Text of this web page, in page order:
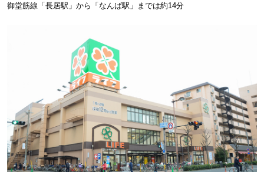
御堂筋線「長居駅」から「なんば駅」までは約14分